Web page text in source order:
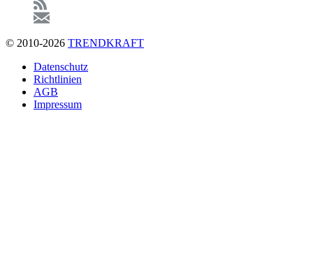
© 2010-2026 TRENDKRAFT
FußzeileDatenschutz
Richtlinien
AGB
Impressum